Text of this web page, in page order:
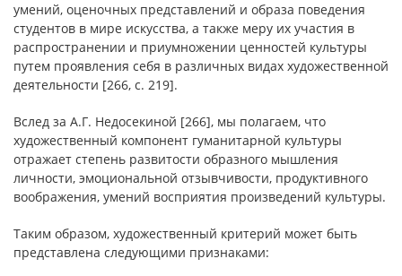
умений, оценочных представлений и образа поведения
студентов в мире искусства, а также меру их участия в
распространении и приумножении ценностей культуры
путем проявления себя в различных видах художественной
деятельности [266, с. 219].
Вслед за А.Г. Недосекиной [266], мы полагаем, что
художественный компонент гуманитарной культуры
отражает степень развитости образного мышления
личности, эмоциональной отзывчивости, продуктивного
воображения, умений восприятия произведений культуры.
Таким образом, художественный критерий может быть
представлена следующими признаками: